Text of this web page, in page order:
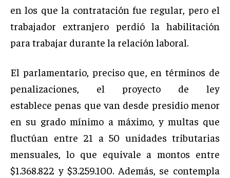
en los que la contratación fue regular, pero el
trabajador extranjero perdió la habilitación
para trabajar durante la relación laboral.
El parlamentario, preciso que, en términos de
penalizaciones, el proyecto de ley
establece penas que van desde presidio menor
en su grado mínimo a máximo, y multas que
fluctúan entre 21 a 50 unidades tributarias
mensuales, lo que equivale a montos entre
$1.368.822 y $3.259.100. Además, se contempla